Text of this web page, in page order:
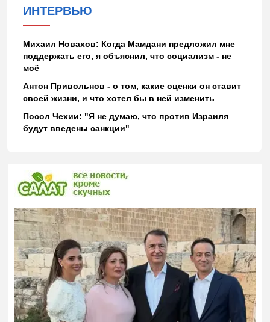
ИНТЕРВЬЮ
Михаил Новахов: Когда Мамдани предложил мне
поддержать его, я объяснил, что социализм - не
моё
Антон Привольнов - о том, какие оценки он ставит
своей жизни, и что хотел бы в ней изменить
Посол Чехии: "Я не думаю, что против Израиля
будут введены санкции"